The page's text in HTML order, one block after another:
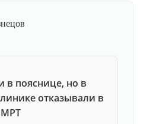
в пояснице, но в
отказывали в
МРТ